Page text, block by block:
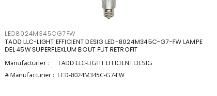
LED8024M345CG7FW
TADD LLC-LIGHT EFFICIENT DESIG LED-8024M345C-G7-FW LAMPE
DEL 45W SUPERFLEXLUM BOUT FUT RETROFIT
Manufacturier :
TADD LLC-LIGHT EFFICIENT DESIG
# Manufacturier : LED-8024M345C-G7-FW